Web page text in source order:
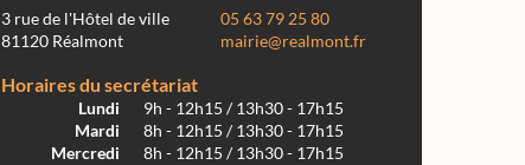
3 rue de l'Hôtel de ville
81120 Réalmont
05 63 79 25 80
mairie@realmont.fr
Horaires du secrétariat
Lundi
9h - 12h15 / 13h30 - 17h15
Mardi
8h - 12h15 / 13h30 - 17h15
Mercredi
8h - 12h15 / 13h30 - 17h15